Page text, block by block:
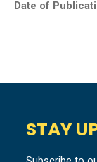
Date of
STAY